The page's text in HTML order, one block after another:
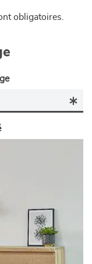
obligatoires.